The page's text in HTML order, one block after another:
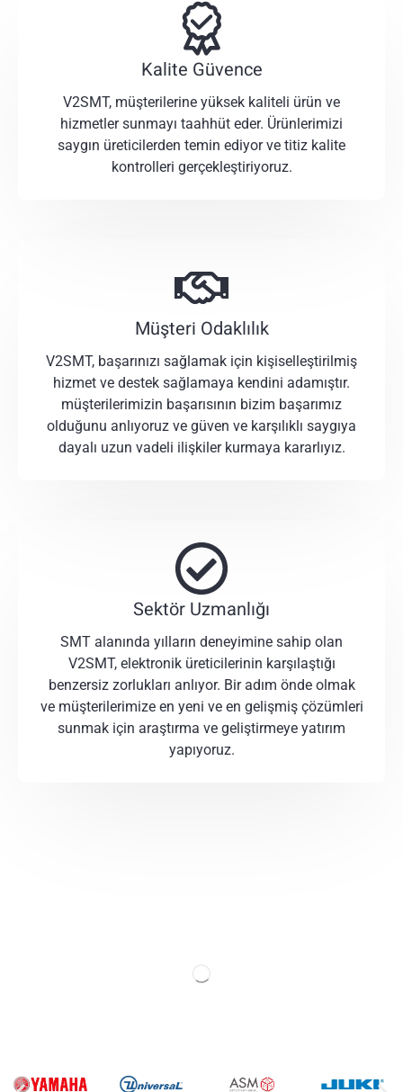
Kalite Güvence
V2SMT, müşterilerine yüksek kaliteli ürün ve
hizmetler sunmayı taahhüt eder. Ürünlerimizi
saygın üreticilerden temin ediyor ve titiz kalite
kontrolleri gerçekleştiriyoruz.
Müşteri Odaklılık
V2SMT, başarınızı sağlamak için kişiselleştirilmiş
hizmet ve destek sağlamaya kendini adamıştır.
müşterilerimizin başarısının bizim başarımız
olduğunu anlıyoruz ve güven ve karşılıklı saygıya
dayalı uzun vadeli ilişkiler kurmaya kararlıyız.
Sektör Uzmanlığı
SMT alanında yılların deneyimine sahip olan
V2SMT, elektronik üreticilerinin karşılaştığı
benzersiz zorlukları anlıyor. Bir adım önde olmak
ve müşterilerimize en yeni ve en gelişmiş çözümleri
sunmak için araştırma ve geliştirmeye yatırım
yapıyoruz.